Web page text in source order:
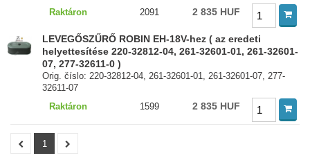
Raktáron
2091 2 835 HUF
LEVEGŐSZŰRŐ ROBIN EH-18V-hez ( az eredeti
helyettesítése 220-32812-04, 261-32601-01, 261-32601-
07, 277-32611-0 )
Orig. číslo: 220-32812-04, 261-32601-01, 261-32601-07, 277-
32611-07
Raktáron
1599 2 835 HUF
1